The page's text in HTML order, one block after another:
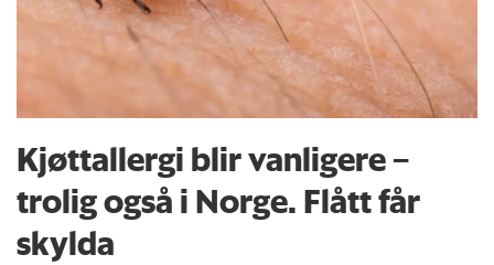
Kjøttallergi blir vanligere –
trolig også i Norge. Flått får
skylda